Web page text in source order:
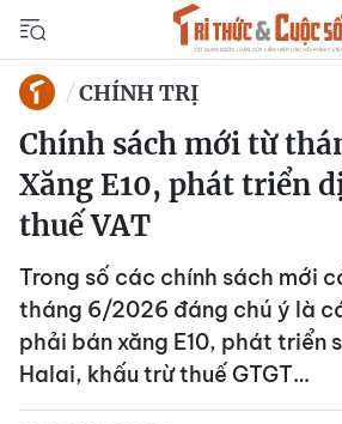
CHÍNH TRỊ
Chính sách mới từ
Xăng E10, phát triển
thuế VAT
Trong số các chính sách mới
tháng 6/2026 đáng chú ý là
phải bán xăng E10, phát triển
Halai, khấu trừ thuế GTGT…